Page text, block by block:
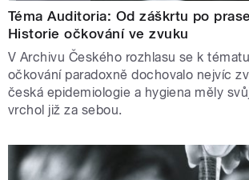
Téma Auditoria: Od záškrtu po
Historie očkování ve zvuku
V Archivu Českého rozhlasu se k tématu
očkování paradoxně dochovalo nejvíc
česká epidemiologie a hygiena měly
vrchol již za sebou.